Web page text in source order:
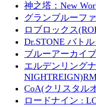
神之塔：New
グランブルーフ
ロブロックス
Dr.STONE バト
ブルーアーカイブ
エルデンリング
CoA(クリスタル
ロードナイン :